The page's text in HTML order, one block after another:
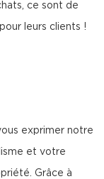
ce sont de
leurs clients !
exprimer notre
et votre
Grâce à